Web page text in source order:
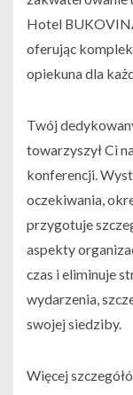
Hotel
oferując
opiekuna dla
Twój
towarzyszył Ci
konferencji.
oczekiwania,
przygotuje
aspekty
czas i eliminuje
wydarzenia,
swojej siedziby.
Więcej